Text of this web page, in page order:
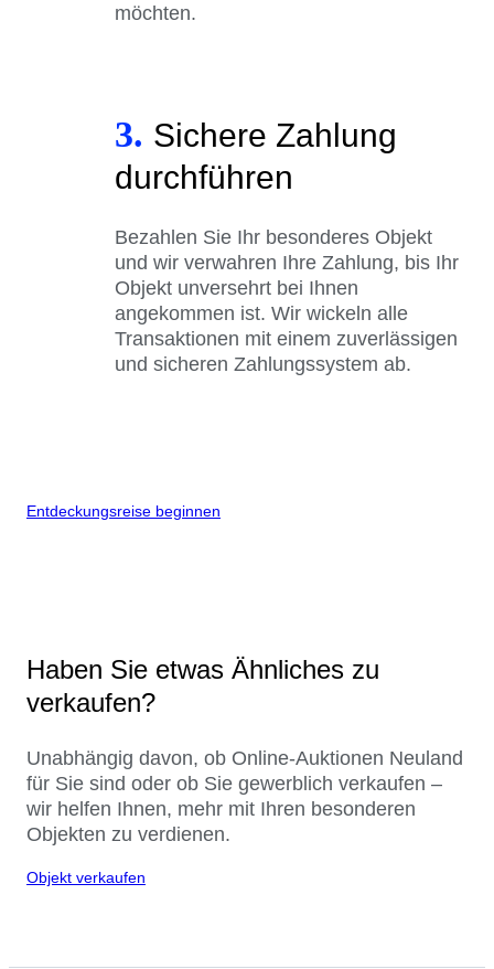
möchten.
3. Sichere Zahlung
durchführen
Bezahlen Sie Ihr besonderes Objekt
und wir verwahren Ihre Zahlung, bis Ihr
Objekt unversehrt bei Ihnen
angekommen ist. Wir wickeln alle
Transaktionen mit einem zuverlässigen
und sicheren Zahlungssystem ab.
Entdeckungsreise beginnen
Haben Sie etwas Ähnliches zu
verkaufen?
Unabhängig davon, ob Online-Auktionen Neuland
für Sie sind oder ob Sie gewerblich verkaufen –
wir helfen Ihnen, mehr mit Ihren besonderen
Objekten zu verdienen.
Objekt verkaufen